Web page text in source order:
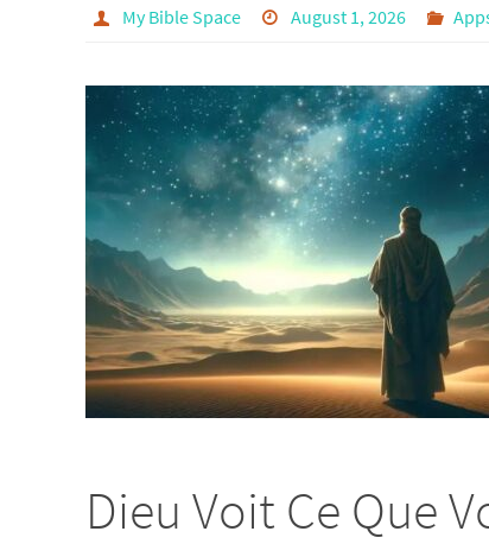
My Bible Space August 1, 2026
Dieu Voit Ce Que